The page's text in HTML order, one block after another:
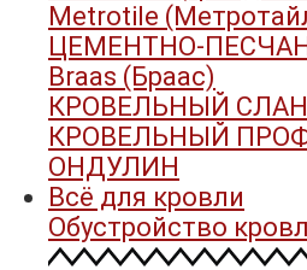
Metrotile
ЦЕМЕНТНО-
Braas (Браас)
КРОВЕЛЬНЫЙ
КРОВЕЛЬНЫЙ
ОНДУЛИН
Всё для кровли
Обустройство